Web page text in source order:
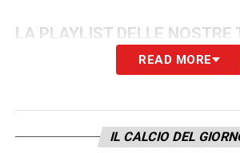
LA PLAYLIST DELLE NOSTRE
READ MORE
IL CALCIO DEL